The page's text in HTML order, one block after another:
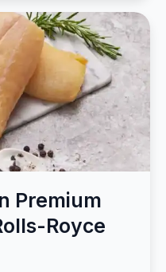
Premium
Royce